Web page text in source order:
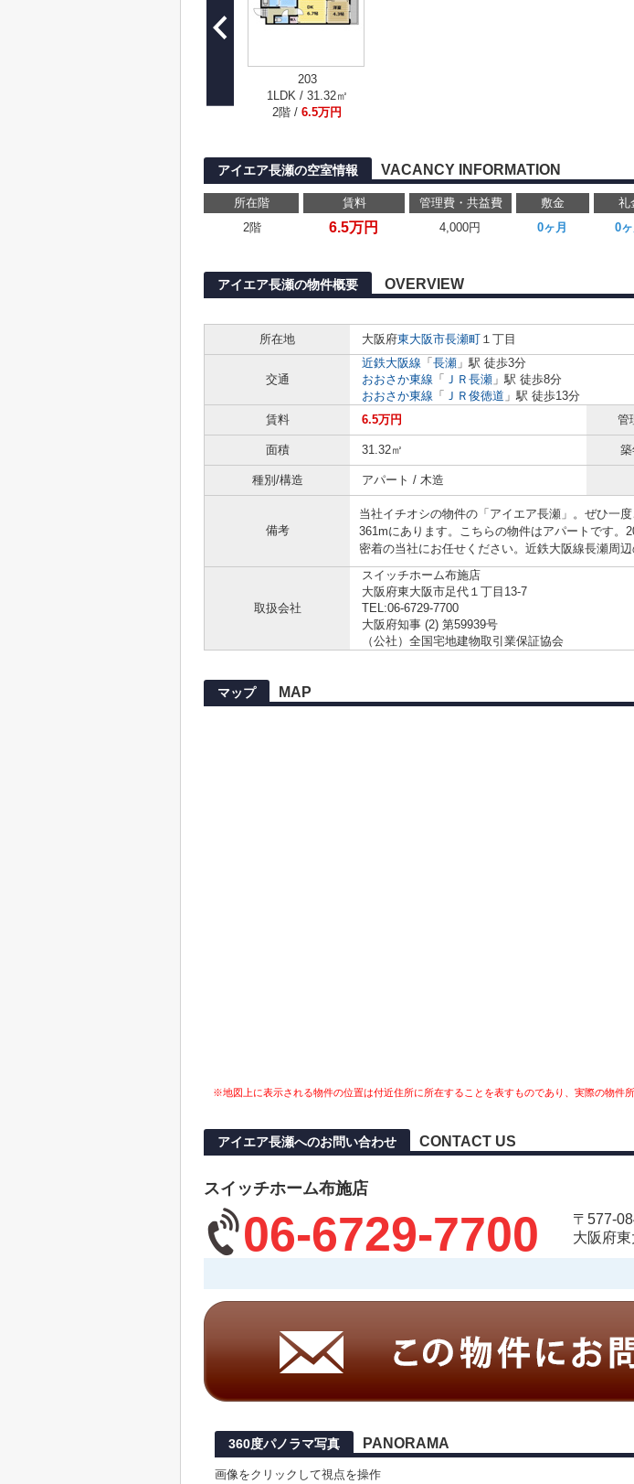
203
1LDK / 31.32㎡
2階 / 6.5万円
アイエア長瀬の空室情報 VACANCY INFORMATION
所在階 賃料 管理費・共益費 敷金 礼
2階
6.5万円 4,000円 0ヶ月 0ヶ
アイエア長瀬の物件概要 OVERVIEW
所在地
大阪府東大阪市長瀬町 １丁目
交通
近鉄大阪線 「 長瀬 」駅 徒歩3分
おおさか東線 「 ＪＲ長瀬 」駅 徒歩8分
おおさか東線 「 ＪＲ俊徳道 」駅 徒歩13分
賃料
6.5万円 管
面積 31.32㎡
種別/構造 アパート / 木造
備考
当社イチオシの物件の「アイエア長瀬」。ぜひ一
361mにあります。こちらの物件はアパートです
密着の当社にお任せください。近鉄大阪線長瀬周
取扱会社
スイッチホーム布施店
大阪府東大阪市足代１丁目13-7
TEL:06-6729-7700
大阪府知事 (2) 第59939号
（公社）全国宅地建物取引業保証協会
マップ MAP
※地図上に表示される物件の位置は付近住所に所在することを表すものであり、実際の物件
アイエア長瀬へのお問い合わせ CONTACT US
スイッチホーム布施店
06-6729-7700
〒577-
大阪府
360度パノラマ写真 PANORAMA
画像をクリックして視点を操作